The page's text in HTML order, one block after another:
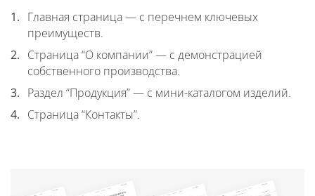
Главная страница — с перечнем ключевых
преимуществ.
Страница “О компании” — с демонстрацией
собственного производства.
Раздел “Продукция” — с мини-каталогом изделий.
Страница “Контакты”.